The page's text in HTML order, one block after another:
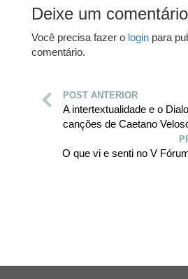
Deixe um comentário
Você precisa fazer o login para
comentário.
POST ANTERIOR
A intertextualidade e o
canções de Caetano
O que vi e senti no V